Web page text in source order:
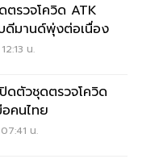
ตรวจโควิด ATK
ดีมานด์พุ่งต่อเนื่อง
น.
ดตัวชุดตรวจโควิด
คนไทย
น.